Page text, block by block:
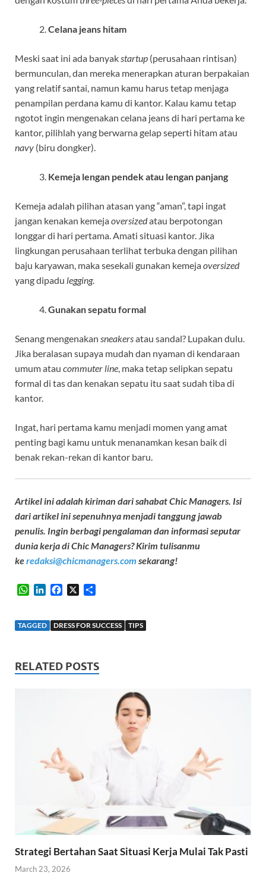
Celana jeans hitam
Meski saat ini ada banyakstartup (perusahaan rintisan)
bermunculan, dan mereka menerapkan aturan berpakaian
yang relatif santai, namun kamu harus tetap menjaga
penampilan perdana kamu di kantor. Kalau kamu tetap
ngotot ingin mengenakan celana jeans di hari pertama ke
kantor, pilihlah yang berwarna gelap seperti hitam atau
navy (biru dongker).
Kemeja lengan pendek atau lengan panjang
Kemeja adalah pilihan atasan yang “aman”, tapi ingat
jangan kenakan kemejaoversizedatau berpotongan
longgar di hari pertama. Amati situasi kantor. Jika
lingkungan perusahaan terlihat terbuka dengan pilihan
baju karyawan, maka sesekali gunakan kemejaoversized
yang dipadu legging.
Gunakan sepatu formal
Senang mengenakan sneakersatau sandal? Lupakan dulu.
Jika beralasan supaya mudah dan nyaman di kendaraan
umum atau commuter line, maka tetap selipkan sepatu
formal di tas dan kenakan sepatu itu saat sudah tiba di
kantor.
Ingat, hari pertama kamu menjadi momen yang amat
penting bagi kamu untuk menanamkan kesan baik di
benak rekan-rekan di kantor baru.
Artikel ini adalah kiriman dari sahabat Chic Managers. Isi
dari artikel ini sepenuhnya menjadi tanggung jawab
penulis. Ingin berbagi pengalaman dan informasi seputar
dunia kerja di Chic Managers? Kirim tulisanmu
keredaksi@chicmanagers.com sekarang!
W
t
p
p
k
I
n
e
o
k
r
TAGGED DRESS FOR SUCCESS TIPS
RELATED POSTS
Strategi Bertahan Saat Situasi Kerja Mulai Tak Pasti
March 23, 2026